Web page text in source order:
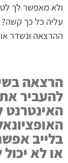
ולא מאפשר לך
עליה כל כך
ההרצאה ונשדר
הרצאה
להעביר
האינטרנט
בלייב
או לא